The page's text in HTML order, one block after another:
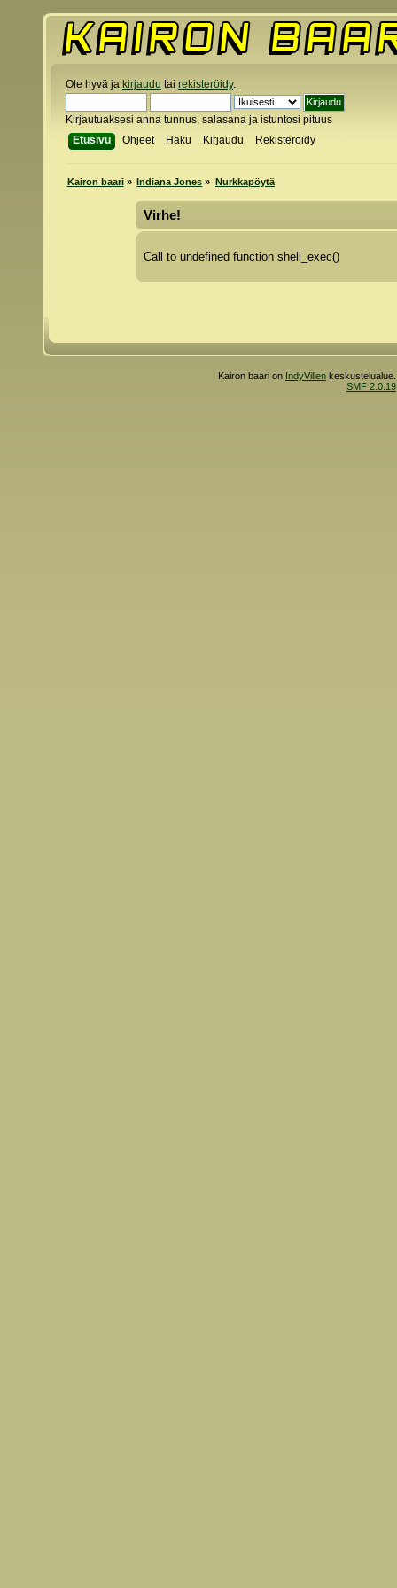
Ole hyvä ja kirjaudu tai rekisteröidy.
Kirjautuaksesi anna tunnus, salasana ja istuntosi pituus
Etusivu
Ohjeet Haku Kirjaudu Rekisteröidy
Kairon baari» Indiana Jones » Nurkkapöytä
Virhe!
Call to undefined function shell_exec()
Kairon baari on IndyVillen
SMF 2.0.19